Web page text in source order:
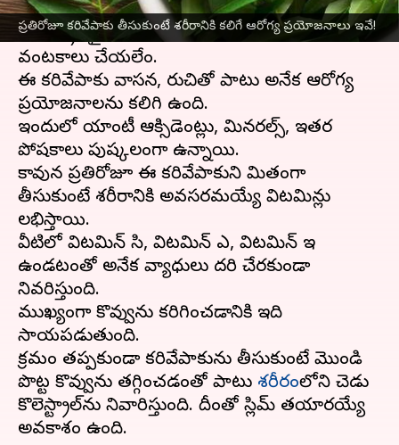
ప్రతిరోజూ కరివేపాకు తీసుకుంటే శరీరానికి కలిగే ఆరోగ్య ప్రయోజనాలు ఇవే!
భారతీయ వంటకాల్లో కరివేపాకు(Curry
leaves)భాగమైపోయింది. ఇది లేకుండా ఎలాంటి
వంటకాలు చేయలేం.
ఈ కరివేపాకు వాసన, రుచితో పాటు అనేక ఆరోగ్య
ప్రయోజనాలను కలిగి ఉంది.
ఇందులో యాంటీ ఆక్సిడెంట్లు, మినరల్స్, ఇతర
పోషకాలు పుష్కలంగా ఉన్నాయి.
కావున ప్రతిరోజూ ఈ కరివేపాకుని మితంగా
తీసుకుంటే శరీరానికి అవసరమయ్యే విటమిన్లు
లభిస్తాయి.
వీటిలో విటమిన్ సి, విటమిన్ ఎ, విటమిన్ ఇ
ఉండటంతో అనేక వ్యాధులు దరి చేరకుండా
నివరిస్తుంది.
ముఖ్యంగా కొవ్వును కరిగించడానికి ఇది
సాయపడుతుంది.
క్రమం తప్పకుండా కరివేపాకును తీసుకుంటే మొండి
పొట్ట కొవ్వును తగ్గించడంతో పాటు శరీరంలోని చెడు
కొలెస్ట్రాల్‌ను నివారిస్తుంది. దీంతో స్లిమ్ తయారయ్యే